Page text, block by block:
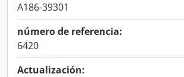
A186-39301
número de referencia:
6420
Actualización: